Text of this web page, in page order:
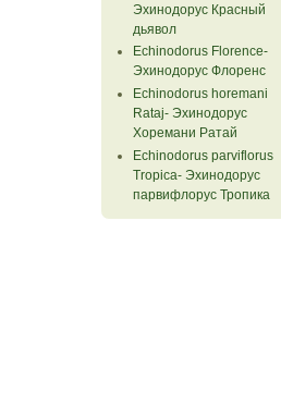
Эхинодорус Красный
дьявол
Echinodorus Florence-
Эхинодорус Флоренс
Echinodorus horemani
Rataj- Эхинодорус
Хоремани Ратай
Echinodorus parviflorus
Tropiсa- Эхинодорус
парвифлорус Тропика